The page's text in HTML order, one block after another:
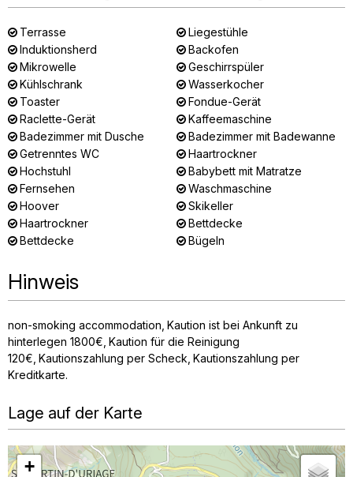
Terrasse
Liegestühle
Induktionsherd
Backofen
Mikrowelle
Geschirrspüler
Kühlschrank
Wasserkocher
Toaster
Fondue-Gerät
Raclette-Gerät
Kaffeemaschine
Badezimmer mit Dusche
Badezimmer mit Badewanne
Getrenntes WC
Haartrockner
Hochstuhl
Babybett mit Matratze
Fernsehen
Waschmaschine
Hoover
Skikeller
Haartrockner
Bettdecke
Bettdecke
Bügeln
Hinweis
non-smoking accommodation Kaution ist bei Ankunft zu
hinterlegen 1800€ Kaution für die Reinigung
120€ Kautionszahlung per Scheck Kautionszahlung per
Kreditkarte
Lage auf der Karte
+